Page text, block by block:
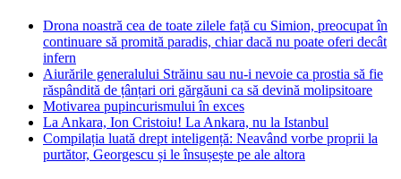
Drona noastră cea de toate zilele față cu Simion, preocupat în
continuare să promită paradis, chiar dacă nu poate oferi decât
infern
Aiurările generalului Străinu sau nu-i nevoie ca prostia să fie
răspândită de țânțari ori gărgăuni ca să devină molipsitoare
Motivarea pupincurismului în exces
La Ankara, Ion Cristoiu! La Ankara, nu la Istanbul
Compilația luată drept inteligență: Neavând vorbe proprii la
purtător, Georgescu și le însușește pe ale altora